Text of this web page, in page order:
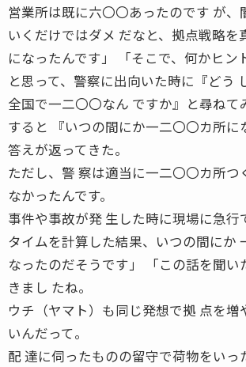
営業所は既に六〇〇あったのです が、
いくだけではダメ だなと、拠点戦略を
になったんです」 「そこで、何かヒン
と思って、警察に出向いた時に『どう
全国で一二〇〇なん ですか』と尋ねて
すると 『いつの間にか一二〇〇カ所に
答えが返ってきた。
ただし、警 察は適当に一二〇〇カ所つ
なかったんです。
事件や事故が発 生した時に現場に急行
タイムを計算した結果、いつの間にか
なったのだそうです」 「この話を聞い
きまし たね。
ウチ（ヤマト）も同じ発想で拠 点を増
いんだって。
配 達に伺ったものの留守で荷物をいっ